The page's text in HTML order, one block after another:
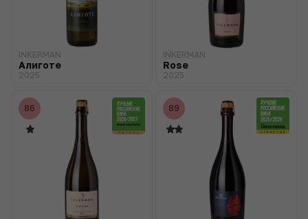
INKERMAN
Алиготе
2025
INKERMAN
Rose
2025
86 89